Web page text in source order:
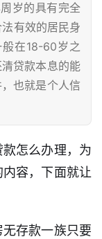
岁的具有完全
有效的居民身
在18-60岁之
贷款本息的能
也就是个人信
怎么办理，为
容，下面就让
存款一族只要